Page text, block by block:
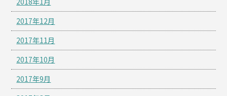
2017年12月
2017年11月
2017年10月
2017年9月